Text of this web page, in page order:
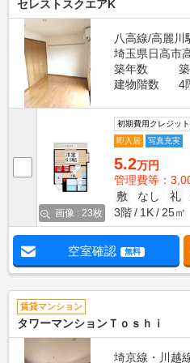
セレストスクエアK
八高線/高麗川
埼玉県日高市
築年数
建物階数
4
画像 : 23枚
初期費用クレジッ
即入居
写真充実
5.2万円
管理費等：
敷
なし 礼
3階
1K 25㎡
空室確認 無料
賃貸マンション
タワーマンションＴｏｓｈｉ
埼京線・川越